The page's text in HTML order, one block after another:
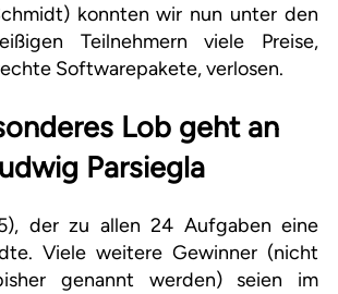
konnten wir nun unter den
Teilnehmern viele Preise,
Softwarepakete, verlosen.
Lob geht an
Parsiegla
der zu allen 24 Aufgaben eine
Viele weitere Gewinner (nicht
genannt werden) seien im